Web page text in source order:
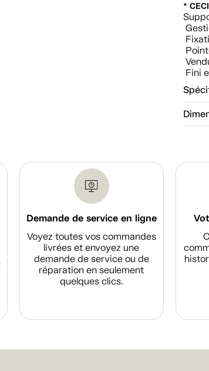
*
Fini
Demande de service en ligne
Voyez toutes vos commandes
livrées et envoyez une
demande de service ou de
réparation en seulement
quelques clics.